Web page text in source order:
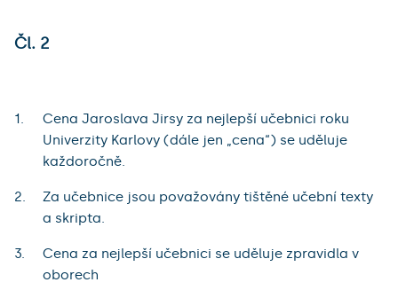
Čl. 2
Cena Jaroslava Jirsy za nejlepší učebnici roku
Univerzity Karlovy (dále jen „cena“) se uděluje
každoročně.
Za učebnice jsou považovány tištěné učební texty
a skripta.
Cena za nejlepší učebnici se uděluje zpravidla v
oborech